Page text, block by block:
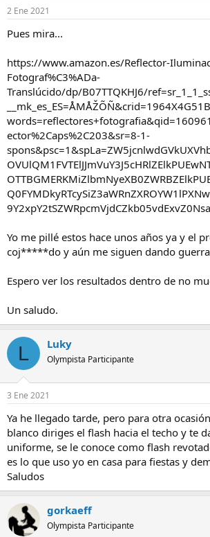
2 Ene 2021
Pues mira...
https://www.amazon.es/Reflector-
Fotograf%C3%ADa-
Translúcido/dp/B07TTQKHJ6/
ector%2Caps%2C203&sr=8-1-
Yo me pillé estos hace unos años ya y el
coj*****do y aún me siguen dando
Espero ver los resultados dentro de no
Un saludo.
L Luky
Olympista Participante
3 Ene 2021
Ya he llegado tarde, pero para otra
blanco diriges el flash hacia el techo y te
uniforme, se le conoce como flash
es lo que uso yo en casa para fiestas y
Saludos
gorkaeff
Olympista Participante